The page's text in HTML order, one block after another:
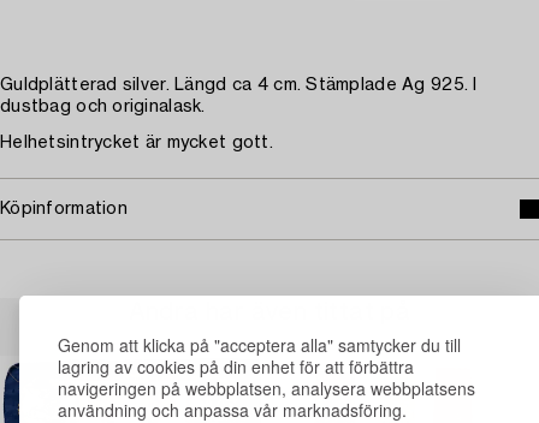
Genom att klicka på "acceptera alla" samtycker du till
lagring av cookies på din enhet för att förbättra
navigeringen på webbplatsen, analysera webbplatsens
användning och anpassa vår marknadsföring.
Guldplätterad silver. Längd ca 4 cm. Stämplade Ag 925. I
dustbag och originalask.
Helhetsintrycket är mycket gott.
Köpinformation